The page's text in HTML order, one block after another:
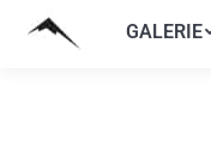
GALERIE
GALERIE